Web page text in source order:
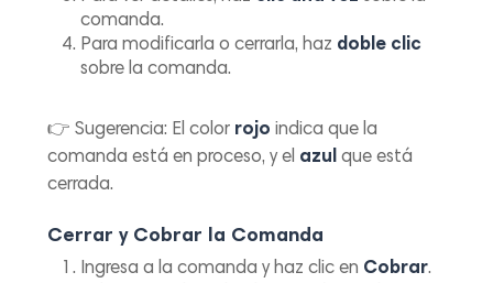
comanda.
Para modificarla o cerrarla, haz doble clic
sobre la comanda.
👉Sugerencia: El color rojo indica que la
comanda está en proceso, y el azul que está
cerrada.
Cerrar y Cobrar la Comanda
Ingresa a la comanda y haz clic en Cobrar.